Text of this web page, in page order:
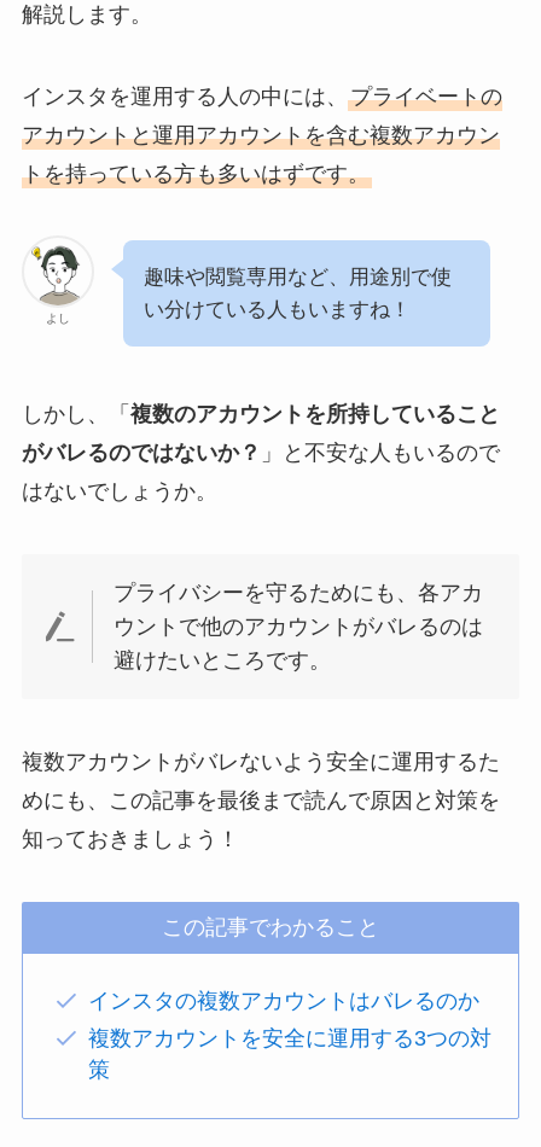
解説します。
インスタを運用する人の中には、 プライベートの
アカウントと運用アカウントを含む複数アカウン
トを持っている方も多いはずです。
よし
趣味や閲覧専用など、用途別で使
い分けている人もいますね！
しかし、「 複数のアカウントを所持していること
がバレるのではないか？ 」と不安な人もいるので
はないでしょうか。
プライバシーを守るためにも、各アカ
ウントで他のアカウントがバレるのは
避けたいところです。
複数アカウントがバレないよう安全に運用するた
めにも、この記事を最後まで読んで原因と対策を
知っておきましょう！
この記事でわかること
インスタの複数アカウントはバレるのか
複数アカウントを安全に運用する3つの対
策